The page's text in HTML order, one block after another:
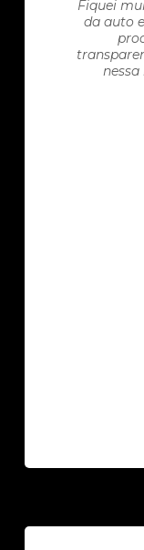
Fiquei
da auto